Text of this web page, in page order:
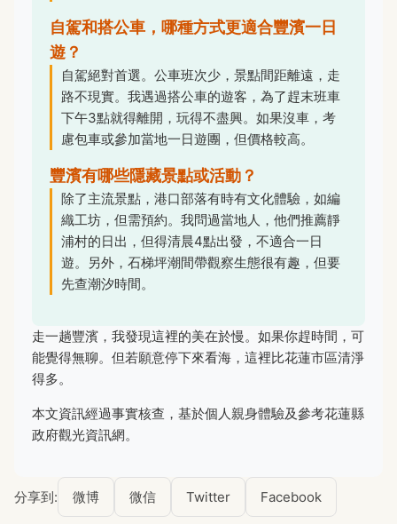
自駕和搭公車，哪種方式更適合豐濱一日
遊？
自駕絕對首選。公車班次少，景點間距離遠，走
路不現實。我遇過搭公車的遊客，為了趕末班車
下午3點就得離開，玩得不盡興。如果沒車，考
慮包車或參加當地一日遊團，但價格較高。
豐濱有哪些隱藏景點或活動？
除了主流景點，港口部落有時有文化體驗，如編
織工坊，但需預約。我問過當地人，他們推薦靜
浦村的日出，但得清晨4點出發，不適合一日
遊。另外，石梯坪潮間帶觀察生態很有趣，但要
先查潮汐時間。
走一趟豐濱，我發現這裡的美在於慢。如果你趕時間，可
能覺得無聊。但若願意停下來看海，這裡比花蓮市區清淨
得多。
本文資訊經過事實核查，基於個人親身體驗及參考花蓮縣
政府觀光資訊網。
分享到: 微博 微信 Twitter Facebook